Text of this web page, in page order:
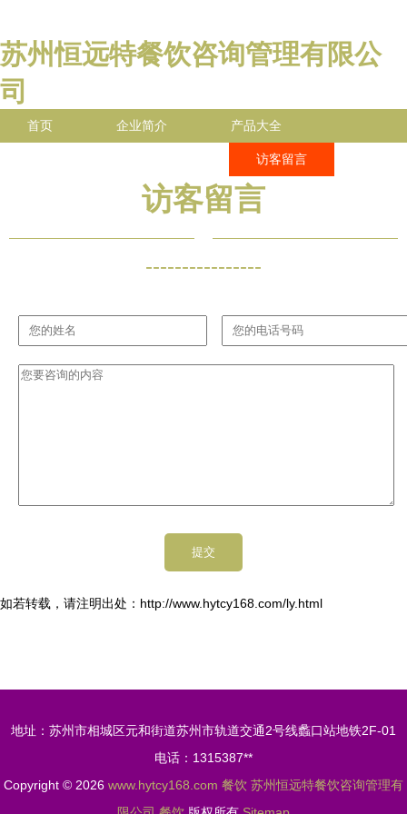
苏州恒远特餐饮咨询管理有限公
司
首页 企业简介 产品大全
访客留言
访客留言
----------------
如若转载，请注明出处：http://www.hytcy168.com/ly.html
地址：苏州市相城区元和街道苏州市轨道交通2号线蠡口站地铁2F-01
电话：1315387**
Copyright © 2026 www.hytcy168.com 餐饮 苏州恒远特餐饮咨询管理有